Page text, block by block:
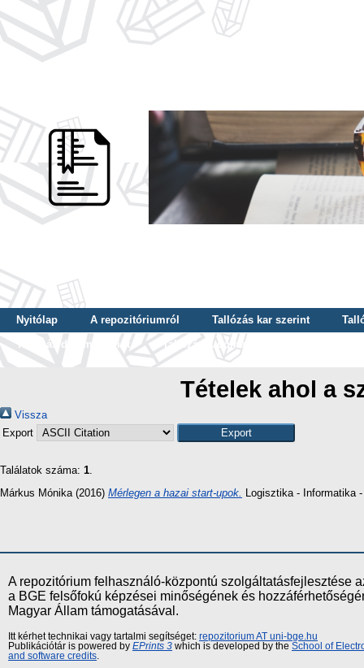
Nyitólap A repozitóriumról Tallózás kar szerint
Tallózás dátum szerint
Tallózás tudományterület szerint
Tételek ahol a
Vissza
Export
Találatok száma: 1.
Márkus Mónika (2016) Mérlegen a hazai start-upok. Logisztika - Informatika
A repozitórium felhasználó-központú szolgáltatásfejlesztése
a BGE felsőfokú képzései minőségének és
Magyar Állam támogatásával.
Itt kérhet technikai vagy tartalmi segítséget: repozitorium AT uni-bge.hu
Publikációtár is powered by EPrints 3 which is developed by the School of
and software credits